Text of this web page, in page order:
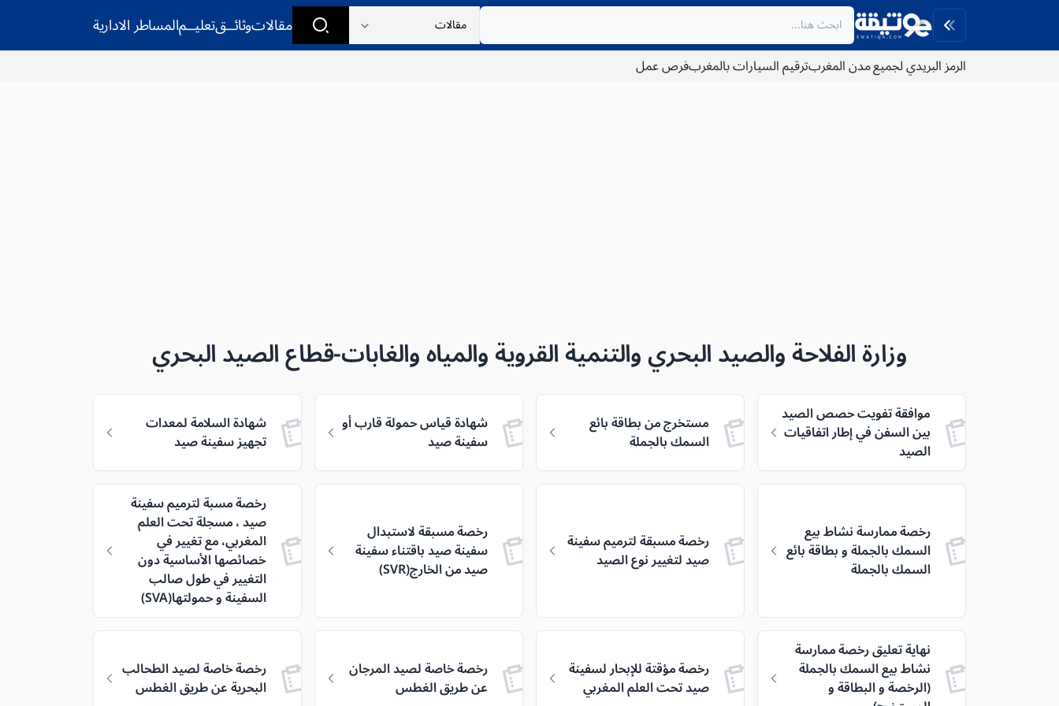
مقالاتوثائــقتعليــمالمساطر الادارية
الرمز البريدي لجميع مدن المغربترقيم السيارات بالمغربفرص عمل
وزارة الفلاحة والصيد البحري والتنمية القروية والمياه والغابات-قطاع الصيد البحري
موافقة تفويت حصص الصيد
بين السفن في إطار اتفاقيات
الصيد
مستخرج من بطاقة بائع
السمك بالجملة
شهادة قياس حمولة قارب أو
سفينة صيد
شهادة السلامة لمعدات
تجهيز سفينة صيد
رخصة ممارسة نشاط بيع
السمك بالجملة و بطاقة بائع
السمك بالجملة
رخصة مسبقة لترميم سفينة
صيد لتغيير نوع الصيد
رخصة مسبقة لاستبدال
سفينة صيد باقتناء سفينة
صيد من الخارج(SVR)
رخصة مسبة لترميم سفينة
صيد ، مسجلة تحت العلم
المغربي، مع تغيير في
خصائصها الأساسية دون
التغيير في طول صالب
السفينة و حمولتها(SVA)
نهاية تعليق رخصة ممارسة
نشاط بيع السمك بالجملة
(الرخصة و البطاقة و
رخصة مؤقتة للإبحار لسفينة
صيد تحت العلم المغربي
رخصة خاصة لصيد المرجان
عن طريق الغطس
رخصة خاصة لصيد الطحالب
البحرية عن طريق الغطس